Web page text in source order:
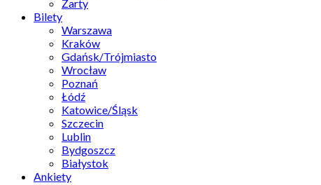
Żarty
Bilety
Warszawa
Kraków
Gdańsk/Trójmiasto
Wrocław
Poznań
Łódź
Katowice/Śląsk
Szczecin
Lublin
Bydgoszcz
Białystok
Ankiety